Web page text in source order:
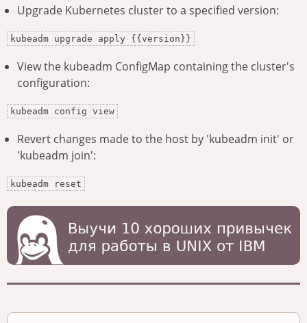
Upgrade Kubernetes cluster to a specified version:
kubeadm upgrade apply {{version}}
View the kubeadm ConfigMap containing the cluster's
configuration:
kubeadm config view
Revert changes made to the host by 'kubeadm init' or
'kubeadm join':
kubeadm reset